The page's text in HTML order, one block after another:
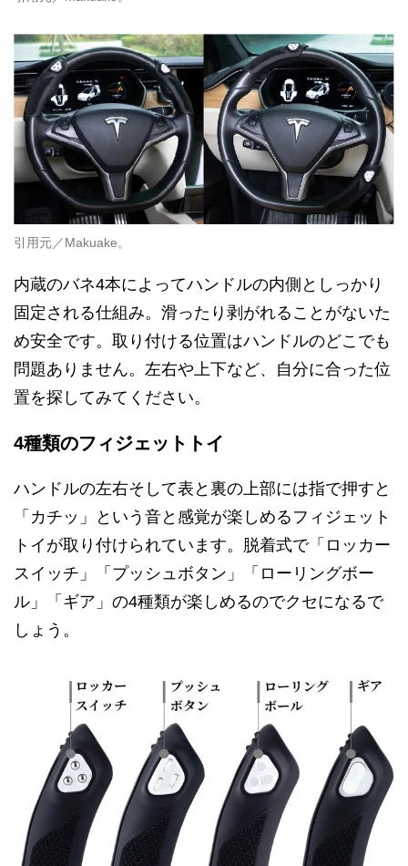
引用元／Makuake。
内蔵のバネ4本によってハンドルの内側としっかり
固定される仕組み。滑ったり剥がれることがないた
め安全です。取り付ける位置はハンドルのどこでも
問題ありません。左右や上下など、自分に合った位
置を探してみてください。
4種類のフィジェットトイ
ハンドルの左右そして表と裏の上部には指で押すと
「カチッ」という音と感覚が楽しめるフィジェット
トイが取り付けられています。脱着式で「ロッカー
スイッチ」「プッシュボタン」「ローリングボー
ル」「ギア」の4種類が楽しめるのでクセになるで
しょう。